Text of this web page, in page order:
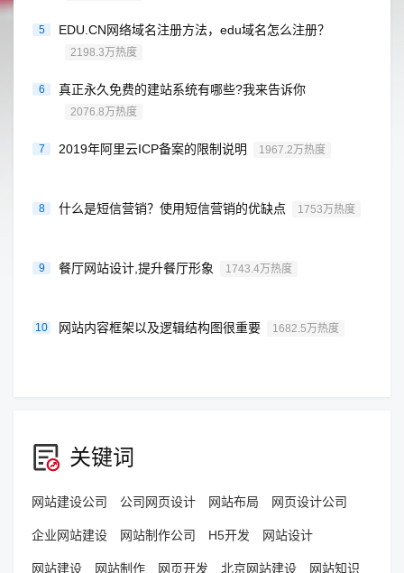
5 EDU.CN网络域名注册方法，edu域名怎么注册？
2198.3万热度
6 真正永久免费的建站系统有哪些?我来告诉你
2076.8万热度
7 2019年阿里云ICP备案的限制说明 1967.2万热度
8 什么是短信营销？使用短信营销的优缺点 1753万热度
9 餐厅网站设计,提升餐厅形象 1743.4万热度
10 网站内容框架以及逻辑结构图很重要 1682.5万热度
关键词
网站建设公司 公司网页设计 网站布局 网页设计公司
企业网站建设 网站制作公司 H5开发 网站设计
网站建设 网站制作 网页开发 北京网站建设 网站知识